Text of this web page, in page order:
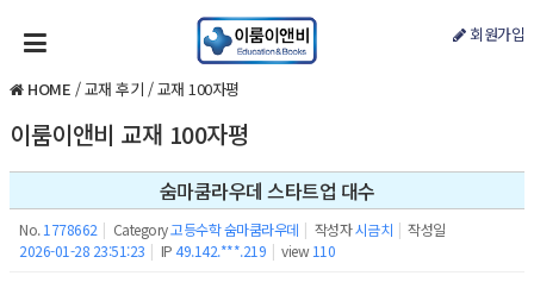
회원가입
HOME /교재 후기 /교재 100자평
이룸이앤비 교재 100자평
숨마쿰라우데 스타트업 대수
No. 1778662 | Category고등수학 숨마쿰라우데 | 작성자시금치 | 작성일
2026-01-28 23:51:23 | IP49.142.***.219 | view 110